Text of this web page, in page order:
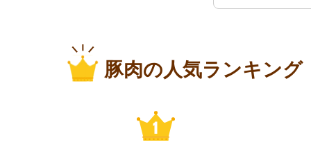
豚肉の人気ランキング
1